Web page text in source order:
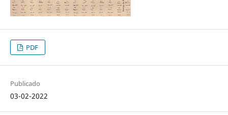
PDF
Publicado
03-02-2022